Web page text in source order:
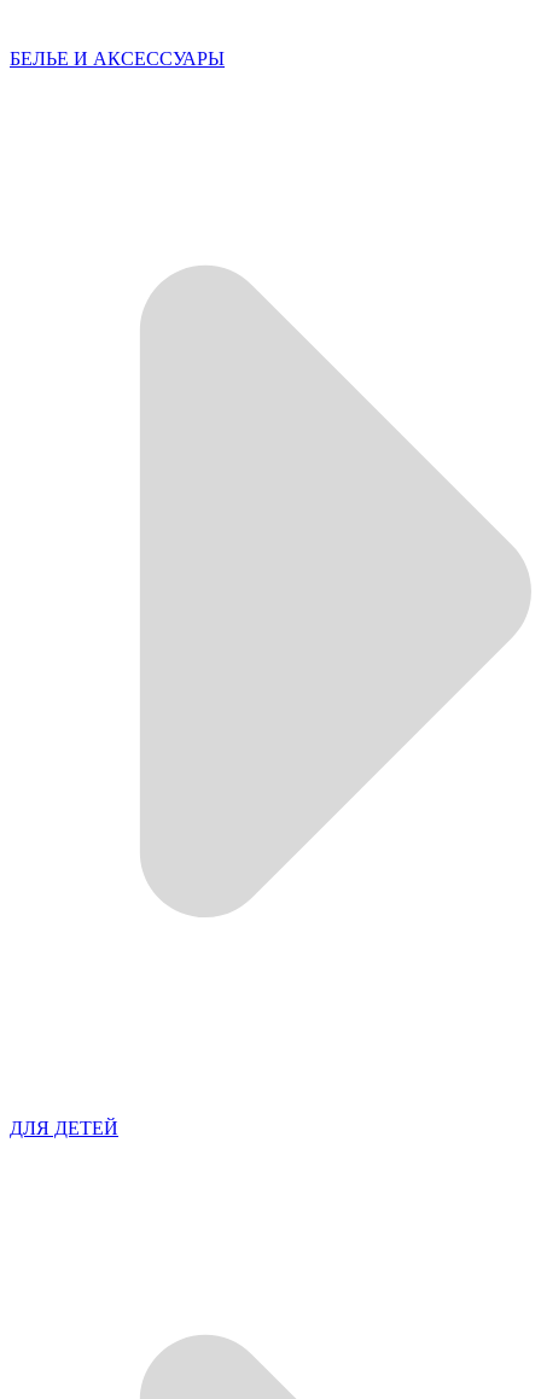
БЕЛЬЕ И АКСЕССУАРЫ
ДЛЯ ДЕТЕЙ